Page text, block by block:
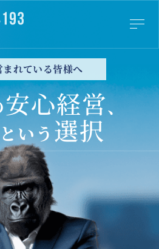
れている皆様へ
安心経営、
という 選択